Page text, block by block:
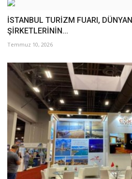
İSTANBUL TURİZM FUARI,
ŞİRKETLERİNİN...
Temmuz 10, 2026